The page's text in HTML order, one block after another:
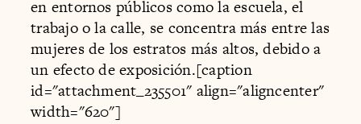
en entornos públicos como la escuela, el
trabajo o la calle, se concentra más entre las
mujeres de los estratos más altos, debido a
un efecto de exposición.[caption
id="attachment_235501" align="aligncenter"
width="620"]